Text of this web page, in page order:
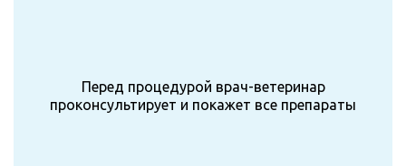
Перед процедурой врач-ветеринар
проконсультирует и покажет все препараты